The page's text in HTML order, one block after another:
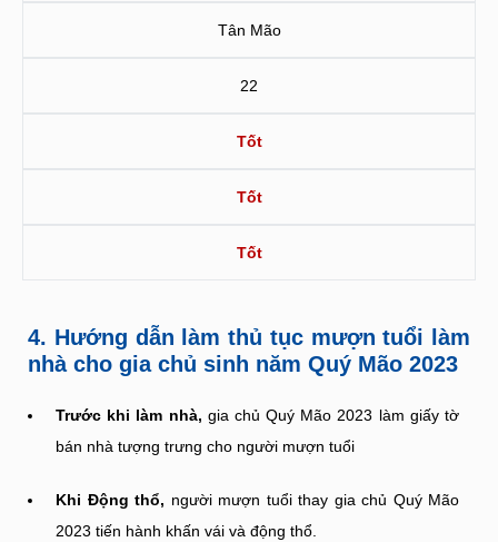
Tân Mão
22
Tốt
Tốt
Tốt
4. Hướng dẫn làm thủ tục mượn tuổi làm
nhà cho gia chủ sinh năm Quý Mão 2023
Trước khi làm nhà, gia chủ Quý Mão 2023 làm giấy tờ
bán nhà tượng trưng cho người mượn tuổi
Khi Động thổ, người mượn tuổi thay gia chủ Quý Mão
2023 tiến hành khấn vái và động thổ.